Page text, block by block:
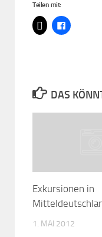
Teilen mit:
DAS
Exkursionen in
1. MAI 2012